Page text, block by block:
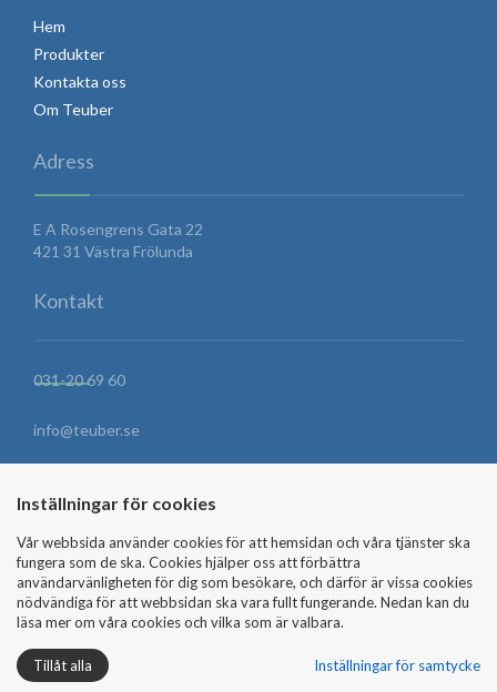
Hem
Produkter
Kontakta oss
Om Teuber
Adress
E A Rosengrens Gata 22
421 31 Västra Frölunda
Kontakt
031-20 69 60
info@teuber.se
SKICKA MEDDELANDE
Inställningar för cookies
Vår webbsida använder cookies för att hemsidan och våra tjänster ska
fungera som de ska. Cookies hjälper oss att förbättra
användarvänligheten för dig som besökare, och därför är vissa cookies
nödvändiga för att webbsidan ska vara fullt fungerande. Nedan kan du
läsa mer om våra cookies och vilka som är valbara.
Tillåt alla Inställningar för samtycke